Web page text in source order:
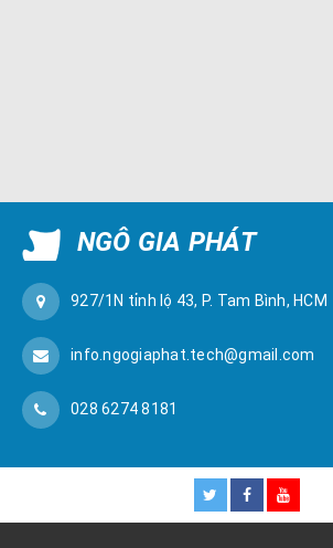
NGÔ GIA PHÁT
927/1N tỉnh lộ 43, P. Tam Bình, HCM
info.ngogiaphat.tech@gmail.com
028 6274 8181